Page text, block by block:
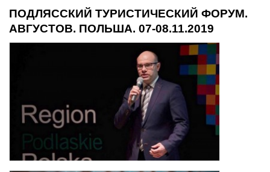
ПОДЛЯССКИЙ ТУРИСТИЧЕСКИЙ ФОРУМ.
АВГУСТОВ. ПОЛЬША. 07-08.11.2019